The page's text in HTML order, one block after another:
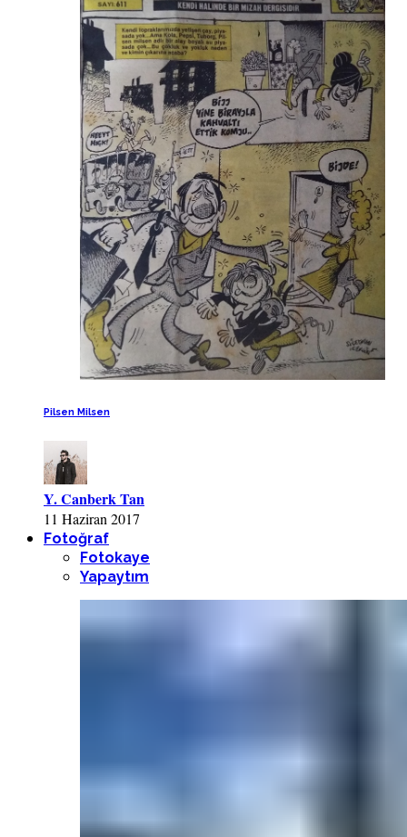
Pilsen Milsen
Y. Canberk Tan
11 Haziran 2017
Fotoğraf
Fotokaye
Yapaytım